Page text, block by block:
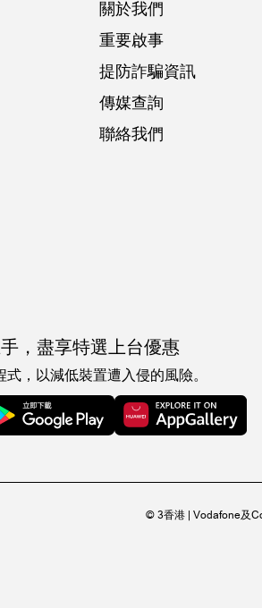
關於我們
重要啟事
提防詐騙資訊
傳媒查詢
聯絡我們
， 盡享特選上台優惠
，以減低裝置遭入侵的風險。
© 3香港 | Vodafone及